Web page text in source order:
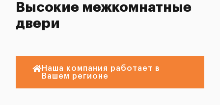
Высокие межкомнатные
двери
Наша компания работает в
Вашем регионе